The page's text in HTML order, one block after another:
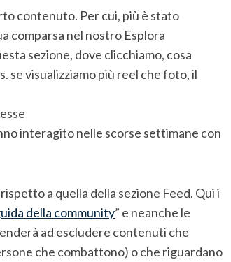
contenuto. Per cui, più è stato
comparsa nel nostro Esplora
sezione, dove clicchiamo, cosa
se visualizziamo più reel che foto, il
interagito nelle scorse settimane con
a quella della sezione Feed. Qui i
della community” e neanche le
ad escludere contenuti che
che combattono) o che riguardano